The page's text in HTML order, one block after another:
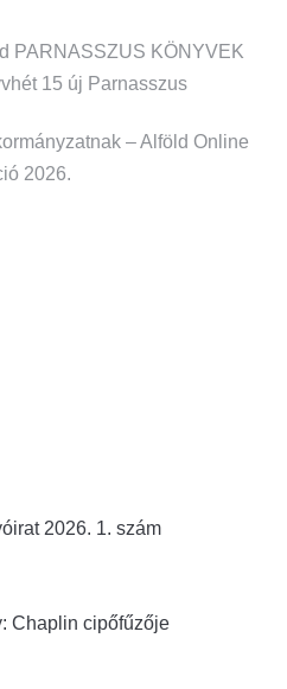
PARNASSZUS KÖNYVEK
15 új Parnasszus
– Alföld Online
2026.
2026. 1. szám
Chaplin cipőfűzője